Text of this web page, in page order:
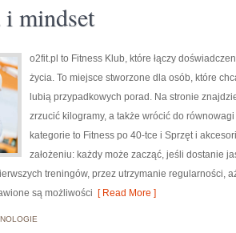
mindset
o2fit.pl to Fitness Klub, które łączy
życia. To miejsce stworzone dla osób, które
lubią przypadkowych porad. Na stronie
zrzucić kilogramy, a także wrócić do
kategorie to Fitness po 40-tce i Sprzęt i
założeniu: każdy może zacząć, jeśli dostanie
treningów, przez utrzymanie regularności,
są możliwości [ Read More ]